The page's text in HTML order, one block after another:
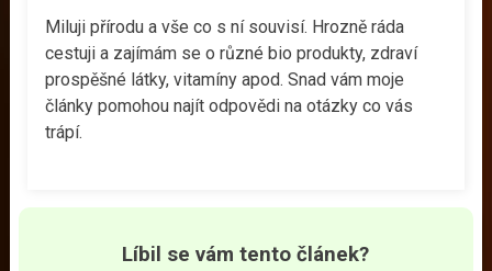
Miluji přírodu a vše co s ní souvisí. Hrozně ráda
cestuji a zajímám se o různé bio produkty, zdraví
prospěšné látky, vitamíny apod. Snad vám moje
články pomohou najít odpovědi na otázky co vás
trápí.
Líbil se vám tento článek?